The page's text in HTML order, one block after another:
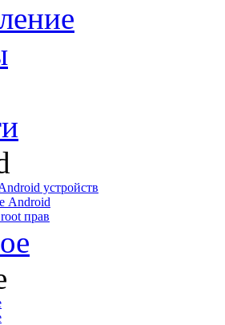
устройств
Android
прав